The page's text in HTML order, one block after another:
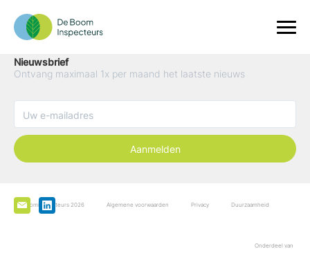
Nieuwsbrief
Ontvang maximaal 1x per maand het laatste nieuws
Aanmelden
De Boominspecteurs 2026 Algemene voorwaarden Privacy Duurzaamheid
Onderdeel van